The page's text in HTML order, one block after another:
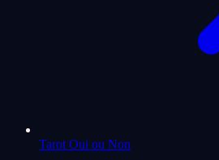
Tarot Oui ou Non